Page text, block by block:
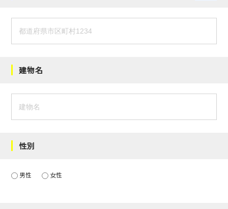
建物名
性別
男性 女性